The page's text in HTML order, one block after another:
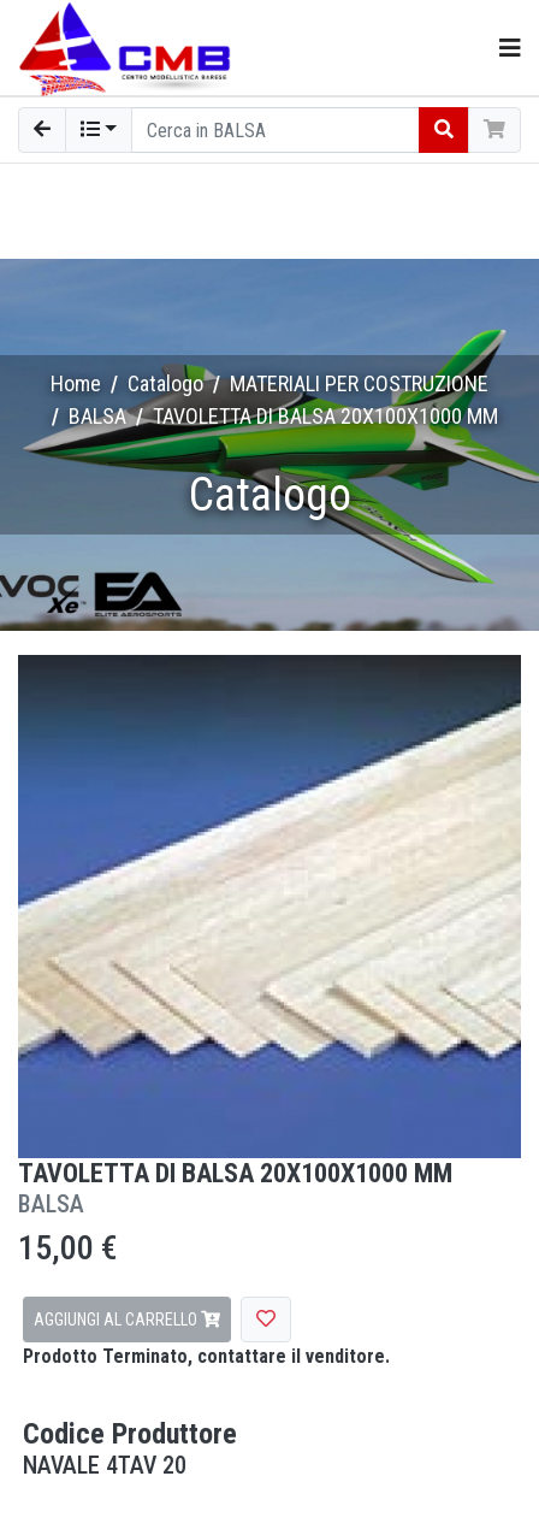
Home Catalogo
MATERIALI PER COSTRUZIONE
BALSA
TAVOLETTA DI BALSA 20X100X1000 MM
Catalogo
TAVOLETTA DI BALSA 20X100X1000 MM
BALSA
15,00 €
AGGIUNGI AL CARRELLO
Prodotto Terminato, contattare il venditore.
Codice Produttore
NAVALE 4TAV 20